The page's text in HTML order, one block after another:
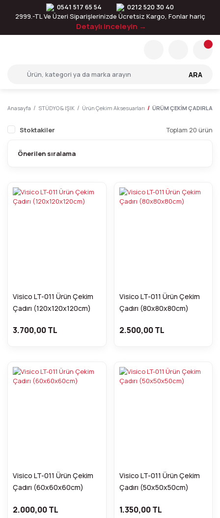
0541 517 65 54
0212 520 30 40
2999.-TL Ve Üzeri Siparişlerinizde Ücretsiz Kargo, Fonlar hariç
Detaylı inceleyin →
ARA
Anasayfa STÜDYO & IŞIK Ürün Çekim Aksesuarları ÜRÜM ÇEKİM ÇADIRLARI
Stoktakiler Toplam 20 ürün
Visico LT-011 Ürün Çekim
Çadırı (120x120x120cm)
3.700,00 TL
Visico LT-011 Ürün Çekim
Çadırı (80x80x80cm)
2.500,00 TL
Visico LT-011 Ürün Çekim
Çadırı (60x60x60cm)
2.000,00 TL
Visico LT-011 Ürün Çekim
Çadırı (50x50x50cm)
1.350,00 TL